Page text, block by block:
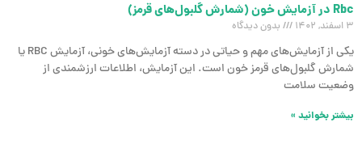
Rbc در آزمایش خون (شمارش گلبول‌های قرمز)
3 اسفند, 1402 بدون دیدگاه
یکی از آزمایش‌های مهم و حیاتی در دسته‌ آزمایش‌های خونی، آزمایش RBC یا
شمارش گلبول‌های قرمز خون است. این آزمایش، اطلاعات ارزشمندی از
وضعیت سلامت
بیشتر بخوانید »